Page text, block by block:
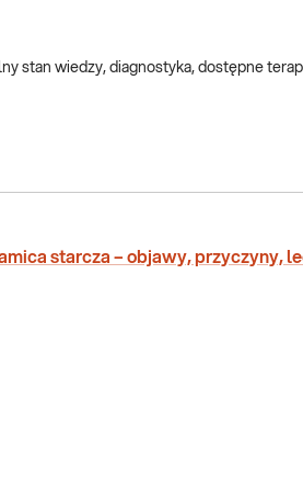
stan wiedzy, diagnostyka, dostępne
starcza – objawy, przyczyny,